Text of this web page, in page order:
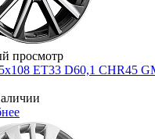
просмотр
ET33 D60,1 CHR45